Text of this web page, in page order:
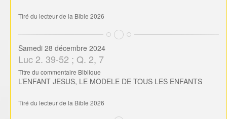
Tiré du lecteur de la Bible 2026
Samedi 28 décembre 2024
Luc 2. 39-52 ; Q. 2, 7
Titre du commentaire Biblique
L’ENFANT JESUS, LE MODELE DE TOUS LES ENFANTS
Tiré du lecteur de la Bible 2026